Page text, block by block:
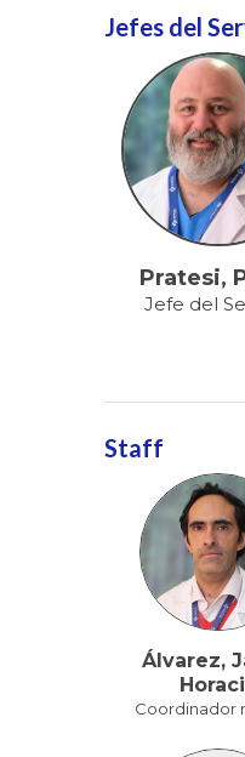
Jefes del
Pratesi,
Jefe del
Staff
Álvarez,
Coordinador